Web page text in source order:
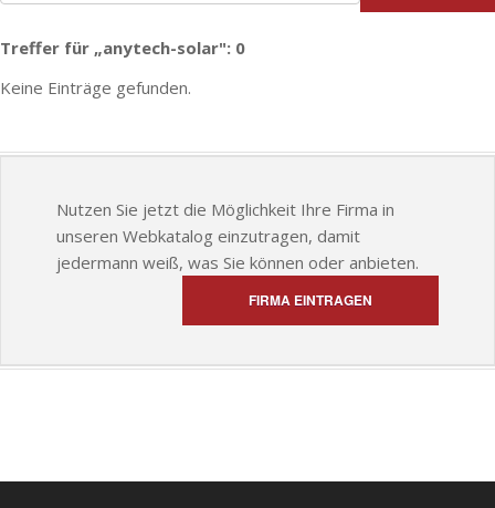
Treffer für „anytech-solar": 0
Keine Einträge gefunden.
Nutzen Sie jetzt die Möglichkeit Ihre Firma in
unseren Webkatalog einzutragen, damit
jedermann weiß, was Sie können oder anbieten.
FIRMA EINTRAGEN